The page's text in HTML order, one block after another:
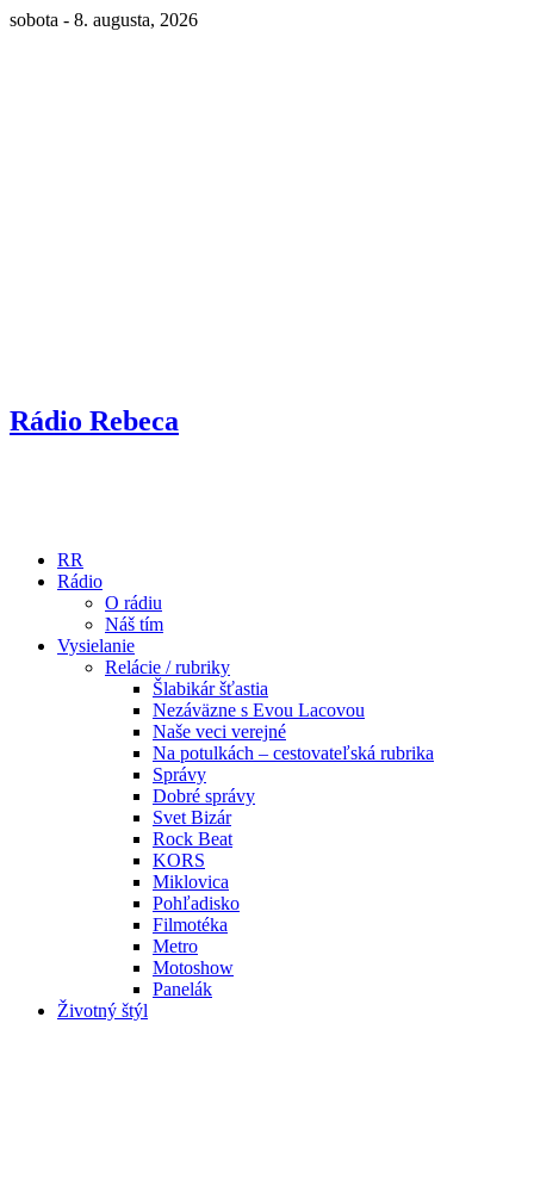
sobota - 8. augusta, 2026
Rádio Rebeca
RR
Rádio
O rádiu
Náš tím
Vysielanie
Relácie / rubriky
Šlabikár šťastia
Nezáväzne s Evou Lacovou
Naše veci verejné
Na potulkách – cestovateľská rubrika
Správy
Dobré správy
Svet Bizár
Rock Beat
KORS
Miklovica
Pohľadisko
Filmotéka
Metro
Motoshow
Panelák
Životný štýl